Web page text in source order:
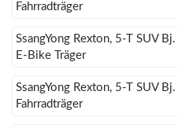
Fahrradträger
SsangYong Rexton, 5-T SUV
E-Bike Träger
SsangYong Rexton, 5-T SUV
Fahrradträger